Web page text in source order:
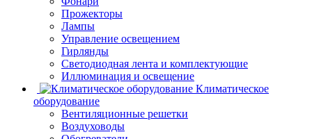
Прожекторы
Лампы
Управление освещением
Гирлянды
Светодиодная лента и комплектующие
Иллюминация и освещение
Климатическое
оборудование
Вентиляционные решетки
Воздуховоды